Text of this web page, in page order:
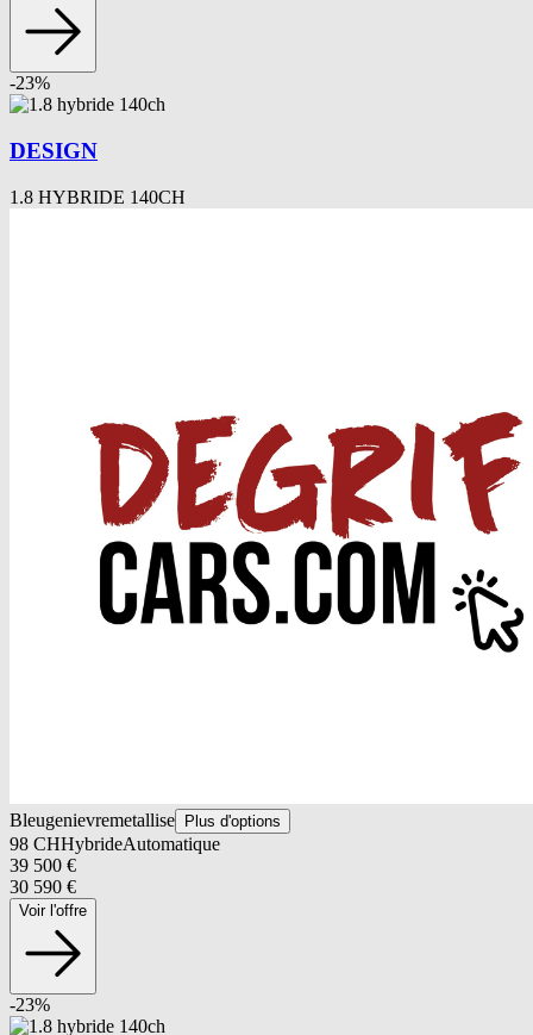
-23%
DESIGN
1.8 HYBRIDE 140CH
Bleugenievremetallise Plus d'options
98 CHHybrideAutomatique
39 500 €
30 590 €
Voir l'offre
-23%